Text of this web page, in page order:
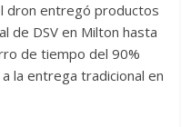
dron entregó productos
de DSV en Milton hasta
de tiempo del 90%
la entrega tradicional en